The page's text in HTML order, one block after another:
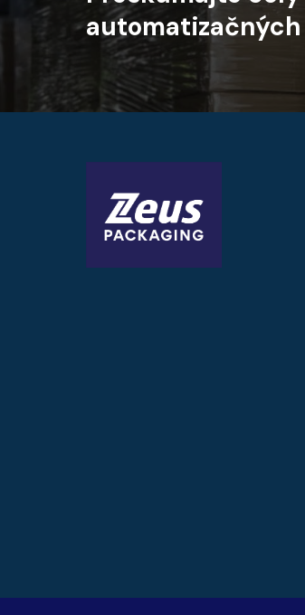
automatizačných